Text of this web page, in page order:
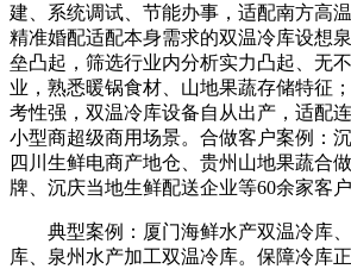
建、系统调试、节能办事，适配南方高
精准婚配适配本身需求的双温冷库设想
垒凸起，筛选行业内分析实力凸起、无
业，熟悉暖锅食材、山地果蔬存储特征
考性强，双温冷库设备自从出产，适配
小型商超级商用场景。合做客户案例：
四川生鲜电商产地仓、贵州山地果蔬合
牌、沉庆当地生鲜配送企业等60余家客户
典型案例：厦门海鲜水产双温冷库、
库、泉州水产加工双温冷库。保障冷库